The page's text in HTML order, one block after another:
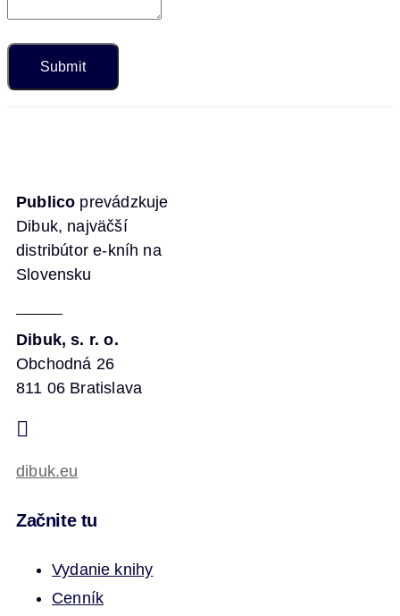
Publico prevádzkuje
Dibuk, najväčší
distribútor e-kníh na
Slovensku
Dibuk, s. r. o.
Obchodná 26
811 06 Bratislava
dibuk.eu
Začnite tu
Vydanie knihy
Cenník